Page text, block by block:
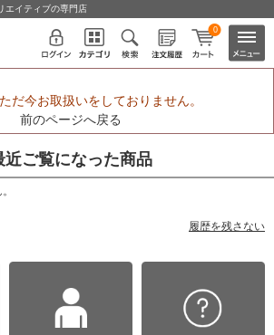
イティブの専門店
0
だ今お取扱いをしておりません。
前のページへ戻る
近ご覧になった商品
履歴を残さない